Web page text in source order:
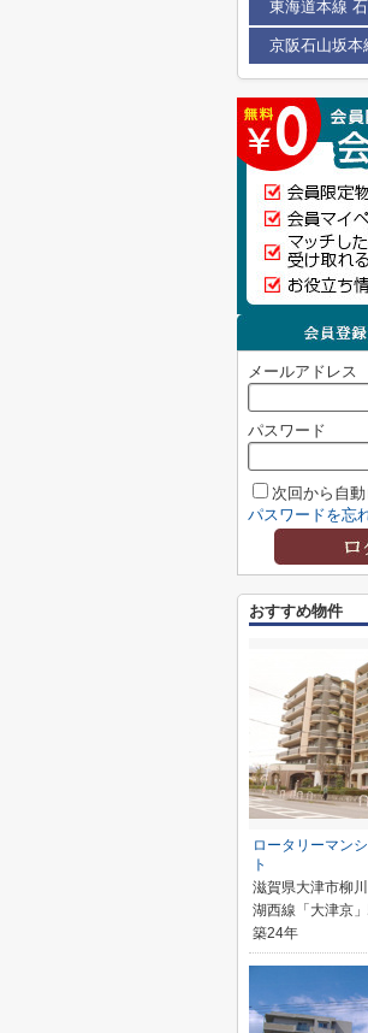
東海道本線
京阪石山坂本
メールアドレス
パスワード
次回から自
パスワードを忘
おすすめ物件
ロータリーマン
ト
滋賀県大津市柳
湖西線「大津京
築24年